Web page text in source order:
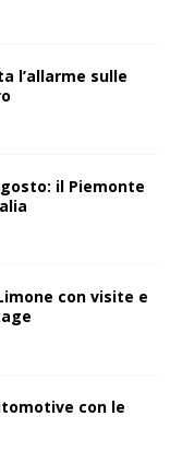
l’allarme sulle
il Piemonte
con visite e
con le